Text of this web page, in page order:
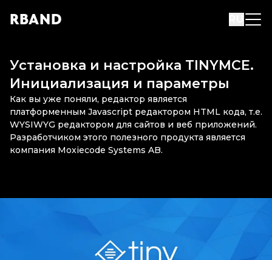
RBAND
Установка и настройка TINYMCE.
Инициализация и параметры
Как вы уже поняли, редактор является
платформенным Javascript редактором HTML кода, т.е.
WYSIWYG редактором для сайтов и веб приложений.
Разработчиком этого полезного продукта является
компания Moxiecode Systems AB.